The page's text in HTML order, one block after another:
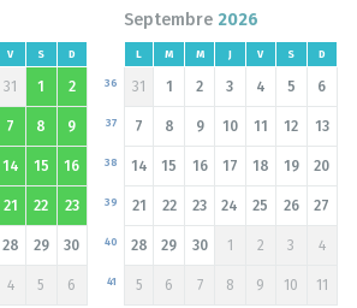
V S D
31 1 2
7 8 9
14 15 16
21 22 23
28 29 30
4 5 6
Septembre 2026
L M M J V S D
31
36 1 2 3 4 5 6
7
37 8 9 10 11 12 13
14
38 15 16 17 18 19 20
21
39 22 23 24 25 26 27
28
40 29 30 1 2 3 4
5
41 6 7 8 9 10 11